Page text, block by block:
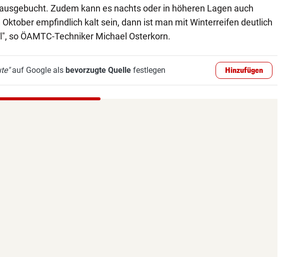
Zudem kann es nachts oder in höheren Lagen auch
Oktober empfindlich kalt sein, dann ist man mit Winterreifen deutlich
so ÖAMTC-Techniker Michael Osterkorn.
auf Google als bevorzugte Quellefestlegen Hinzufügen